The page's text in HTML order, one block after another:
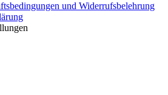
und Widerrufsbelehrung